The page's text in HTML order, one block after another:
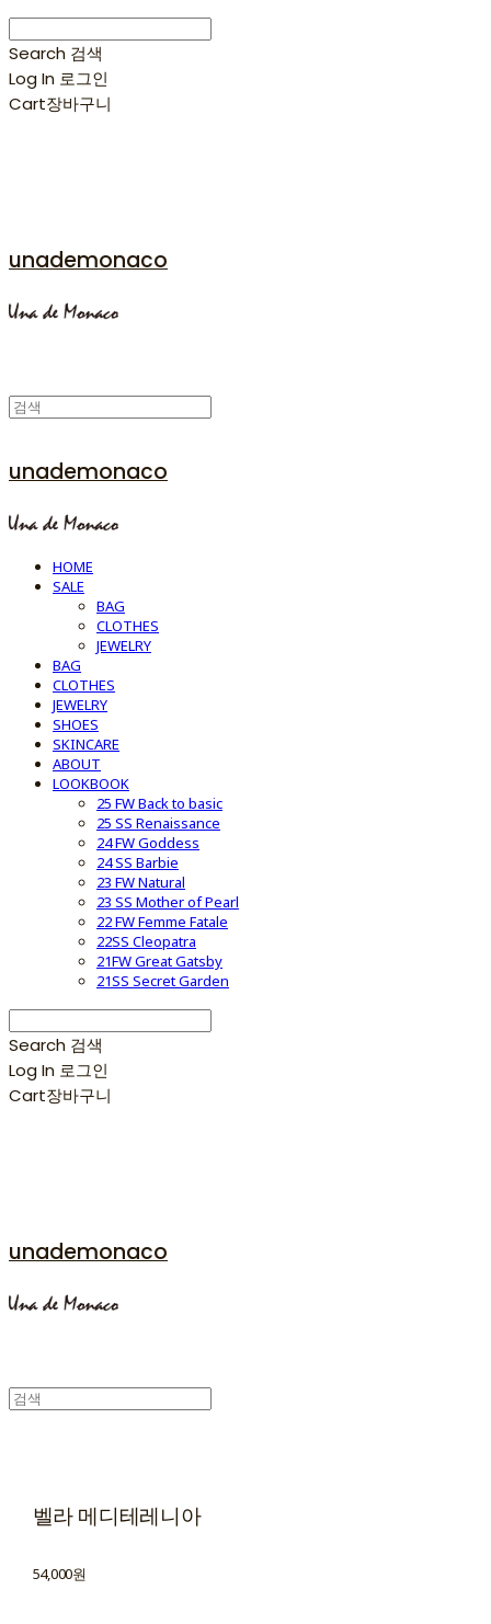
Search 검색
Log In 로그인
Cart장바구니
unademonaco
unademonaco
HOME
SALE
BAG
CLOTHES
JEWELRY
BAG
CLOTHES
JEWELRY
SHOES
SKINCARE
ABOUT
LOOKBOOK
25 FW Back to basic
25 SS Renaissance
24 FW Goddess
24 SS Barbie
23 FW Natural
23 SS Mother of Pearl
22 FW Femme Fatale
22SS Cleopatra
21FW Great Gatsby
21SS Secret Garden
Search 검색
Log In 로그인
Cart장바구니
unademonaco
벨라 메디테레니아
54,000원